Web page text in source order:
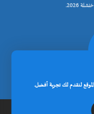
2026.
لنقدم لك تجربة أفضل.